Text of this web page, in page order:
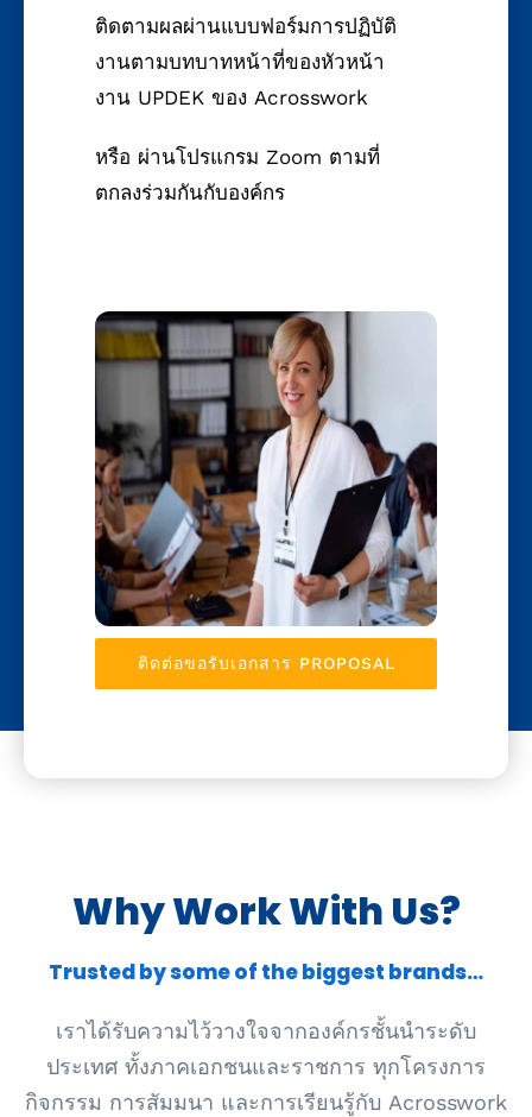
ติดตามผลผ่านแบบฟอร์มการปฏิบัติ
งานตามบทบาทหน้าที่ของหัวหน้า
งาน UPDEK ของ Acrosswork
หรือ ผ่านโปรแกรม Zoom ตามที่
ตกลงร่วมกันกับองค์กร
ติดต่อขอรับเอกสาร PROPOSAL
Why Work With Us?
Trusted by some of the biggest brands…
เราได้รับความไว้วางใจจากองค์กรชั้นนำระดับ
ประเทศ ทั้งภาคเอกชนและราชการ ทุกโครงการ
กิจกรรม การสัมมนา และการเรียนรู้กับ Acrosswork